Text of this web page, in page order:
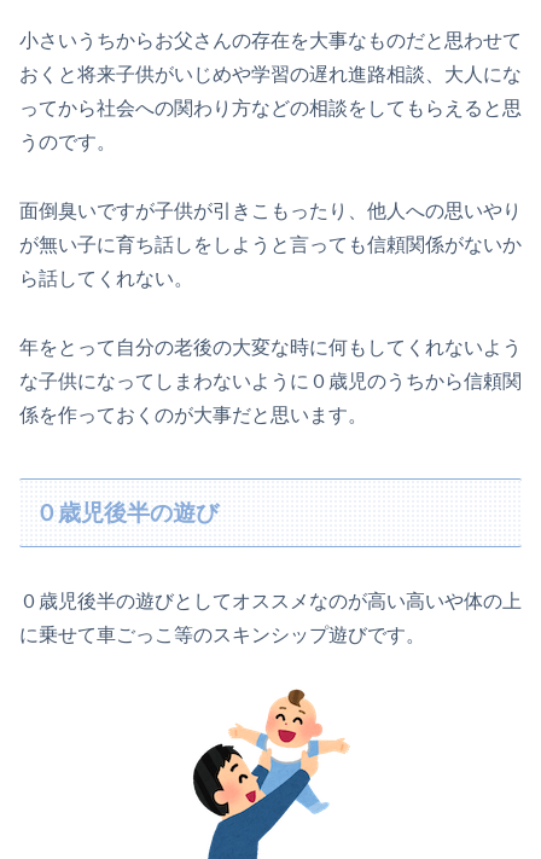
小さいうちからお父さんの存在を大事なものだと思わせて
おくと将来子供がいじめや学習の遅れ進路相談、大人にな
ってから社会への関わり方などの相談をしてもらえると思
うのです。
面倒臭いですが子供が引きこもったり、他人への思いやり
が無い子に育ち話しをしようと言っても信頼関係がないか
ら話してくれない。
年をとって自分の老後の大変な時に何もしてくれないよう
な子供になってしまわないように０歳児のうちから信頼関
係を作っておくのが大事だと思います。
０歳児後半の遊び
０歳児後半の遊びとしてオススメなのが高い高いや体の上
に乗せて車ごっこ等のスキンシップ遊びです。